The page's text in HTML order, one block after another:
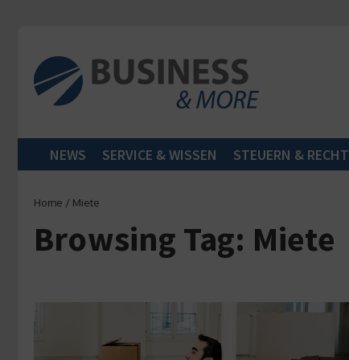
NEWS SERVICE & WISSEN STEUERN & RECHT
Home / Miete
Browsing Tag: Miete